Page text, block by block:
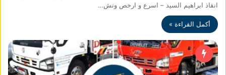
انقاذ ابراهيم السيد – اسرع و ارخص ونش…
أكمل القراءة »